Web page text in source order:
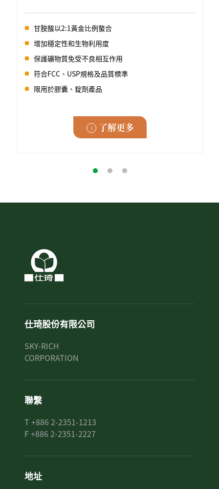
甘胺酸以2:1黃金比例螯合
增加穩定性和生物利用度
保護礦物質免受不良相互作用
符合FCC、USP規格及品質標準
限用於膠囊、錠劑產品
了解更多
仕琦股份有限公司
SKY-RICH
CORPORATION
聯繫
T +886 2-2351-1213
F +886 2-2351-2227
地址